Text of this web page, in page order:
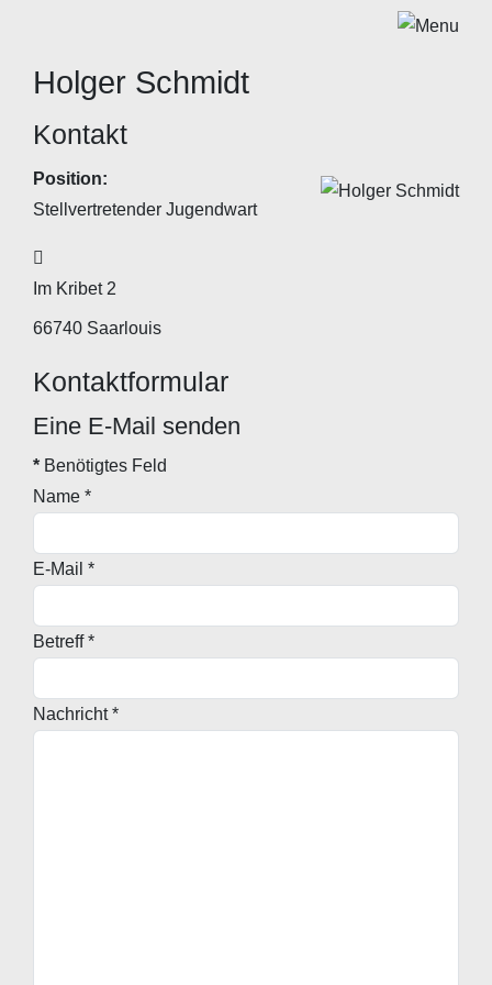
Holger Schmidt
Kontakt
Position:
Stellvertretender Jugendwart
Im Kribet 2
66740 Saarlouis
Kontaktformular
Eine E-Mail senden
* Benötigtes Feld
Name *
E-Mail *
Betreff*
Nachricht*